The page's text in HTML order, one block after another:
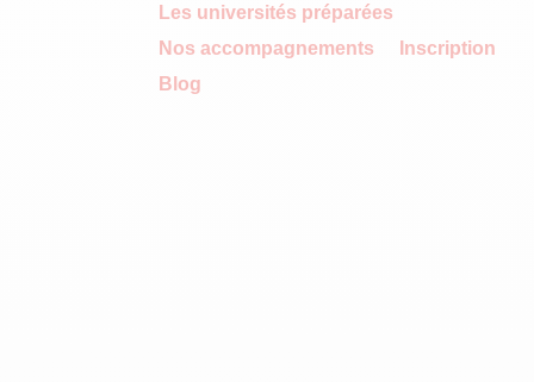
Les universités préparées
Nos accompagnements
Inscription
Blog